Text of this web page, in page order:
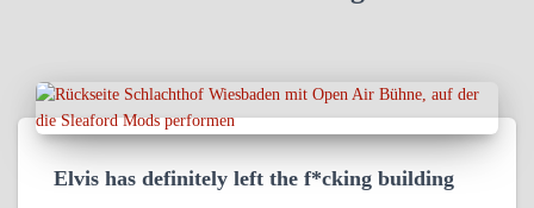
Elvis has definitely left the f*cking building